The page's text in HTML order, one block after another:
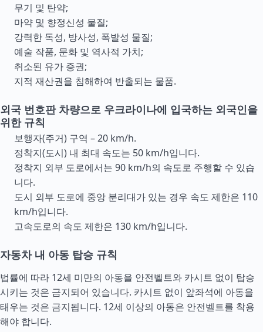
무기 및 탄약;
마약 및 향정신성 물질;
강력한 독성, 방사성, 폭발성 물질;
예술 작품, 문화 및 역사적 가치;
취소된 유가 증권;
지적 재산권을 침해하여 반출되는 물품.
외국 번호판 차량으로 우크라이나에 입국하는 외국인을
위한 규칙
보행자(주거) 구역 – 20 km/h.
정착지(도시) 내 최대 속도는 50 km/h입니다.
정착지 외부 도로에서는 90 km/h의 속도로 주행할 수 있습
니다.
도시 외부 도로에 중앙 분리대가 있는 경우 속도 제한은 110
km/h입니다.
고속도로의 속도 제한은 130 km/h입니다.
자동차 내 아동 탑승 규칙
법률에 따라 12세 미만의 아동을 안전벨트와 카시트 없이 탑승
시키는 것은 금지되어 있습니다. 카시트 없이 앞좌석에 아동을
태우는 것은 금지됩니다. 12세 이상의 아동은 안전벨트를 착용
해야 합니다.